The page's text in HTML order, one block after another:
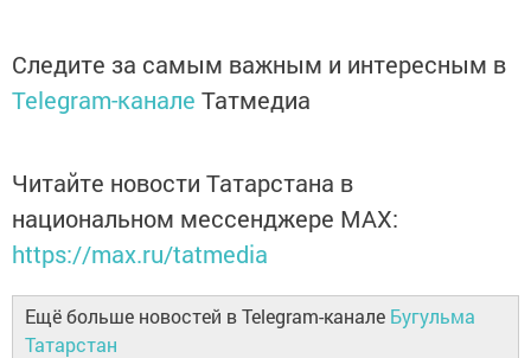
Следите за самым важным и интересным в
Telegram-канале Татмедиа
Читайте новости Татарстана в
национальном мессенджере MАХ:
https://max.ru/tatmedia
Ещё больше новостей в Telegram-канале Бугульма
Татарстан